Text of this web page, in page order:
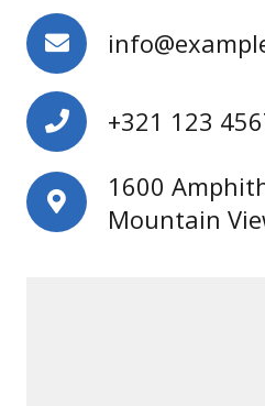
+321 123
1600
Mountain